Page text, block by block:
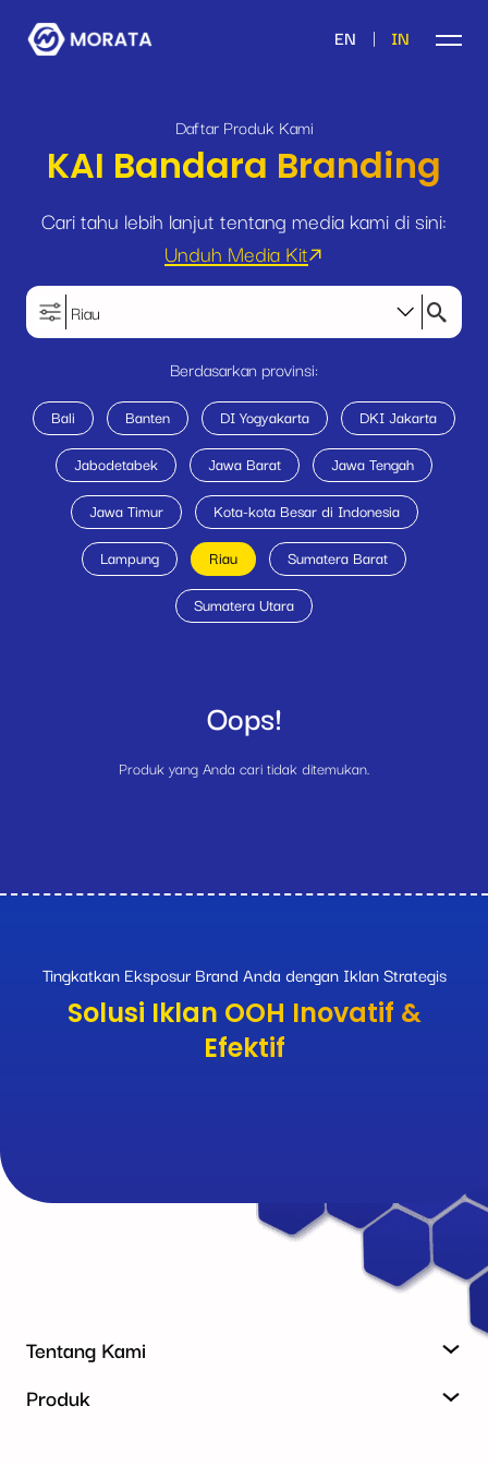
EN | IN
Daftar Produk Kami
KAI Bandara Branding
Cari tahu lebih lanjut tentang media kami di sini:
Unduh Media Kit
Riau
Berdasarkan provinsi:
Bali Banten DI Yogyakarta
DKI Jakarta
Jabodetabek
Jawa Barat
Jawa Tengah
Jawa Timur
Kota-kota Besar di Indonesia
Lampung
Riau
Sumatera Barat
Sumatera Utara
Oops!
Produk yang Anda cari tidak ditemukan.
Tingkatkan Eksposur Brand Anda dengan Iklan Strategis
Solusi Iklan OOH Inovatif &
Efektif
Tentang Kami
Produk